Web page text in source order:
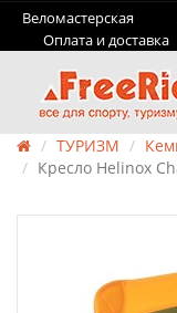
Веломастерская
Оплата и доставка
ТУРИЗМ
Кресло Helinox